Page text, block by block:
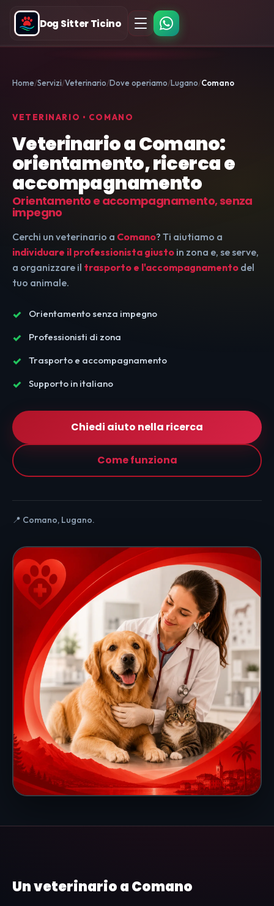
Dog Sitter Ticino
Home Servizi Veterinario Dove operiamo Lugano Comano
VETERINARIO • COMANO
Veterinario a Comano:
orientamento, ricerca e
accompagnamento
Orientamento e accompagnamento, senza
impegno
Cerchi un veterinario a Comano? Ti aiutiamo a
individuare il professionista giusto in zona e, se serve,
a organizzare il trasporto e l'accompagnamento del
tuo animale.
Orientamento senza impegno
Professionisti di zona
Trasporto e accompagnamento
Supporto in italiano
Chiedi aiuto nella ricerca
Come funziona
📍 Comano, Lugano.
Un veterinario a Comano